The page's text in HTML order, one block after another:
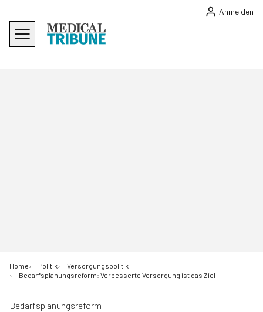
Anmelden
Home Politik
Versorgungspolitik
Bedarfsplanungsreform: Verbesserte Versorgung ist das Ziel
Bedarfsplanungsreform